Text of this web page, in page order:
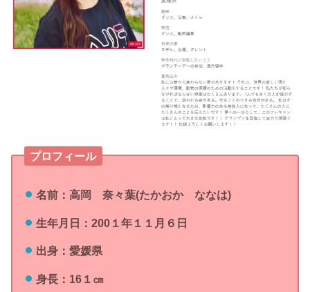
プロフィール
名前：高岡 奈々葉(たかおか ななは)
生年月日：200１年１１月６日
出身：愛媛県
身長：16１㎝